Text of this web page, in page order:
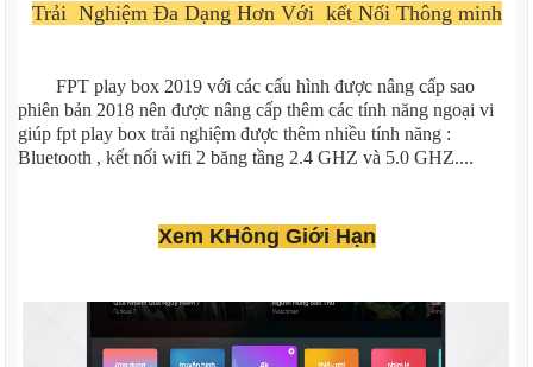
Trải Nghiệm Đa Dạng Hơn Với kết Nối Thông minh
FPT play box 2019 với các cấu hình được nâng cấp sao
phiên bản 2018 nên được nâng cấp thêm các tính năng ngoại vi
giúp fpt play box trải nghiệm được thêm nhiều tính năng :
Bluetooth , kết nối wifi 2 băng tầng 2.4 GHZ và 5.0 GHZ....
Xem KHông Giới Hạn